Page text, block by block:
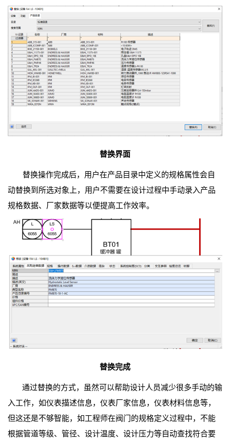
替换界面
替换操作完成后，用户在产品目录中定义的规格属性会自
动替换到所选对象上，用户不需要在设计过程中手动录入产品
规格数据、厂家数据等以便提高工作效率。
替换完成
通过替换的方式，虽然可以帮助设计人员减少很多手动的输
入工作，如仪表描述信息，仪表厂家信息，仪表材料信息等，
但这还是不够智能，如工程师在阀门的规格定义过程中，不能
根据管道等级、管径、设计温度、设计压力等自动查找符合要